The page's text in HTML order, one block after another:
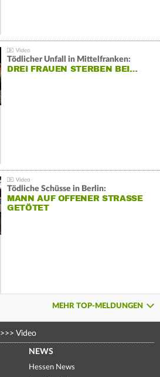
Tödlicher Unfall in Mittelfranken:
DREI FRAUEN STERBEN BEI…
Tödliche Schüsse in Berlin:
MANN AUF OFFENER STRASSE G
ETÖTET
MEHR TOP-MELDUNGEN
>>> Video
NEWS
Hessen News